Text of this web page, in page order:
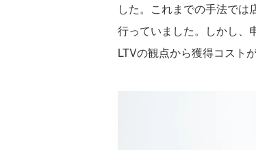
した。これまでの手法で
行っていました。しかし、
LTVの観点から獲得コスト